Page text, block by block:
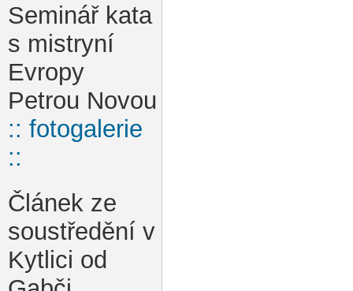
Seminář kata
s mistryní
Evropy
Petrou Novou
:: fotogalerie
::
Článek ze
soustředění v
Kytlici od